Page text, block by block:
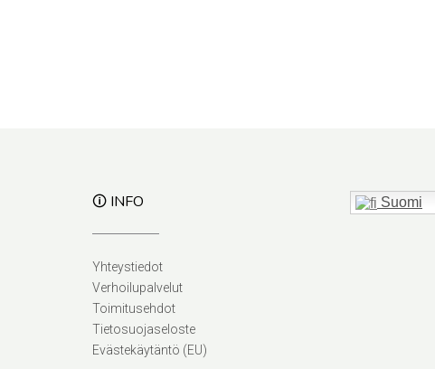
🛈 INFO
Yhteystiedot
Verhoilupalvelut
Toimitusehdot
Tietosuojaseloste
Evästekäytäntö (EU)
Suomi